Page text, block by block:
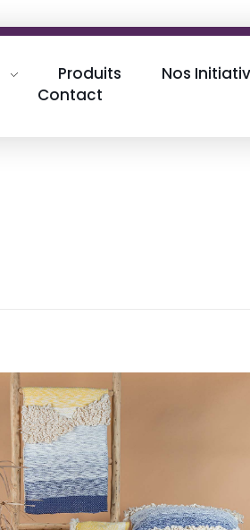
Produits
Nos
Contact